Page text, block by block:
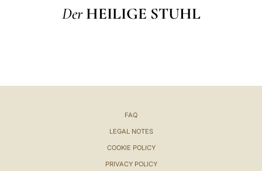
Der HEILIGE STUHL
FAQ
LEGAL NOTES
COOKIE POLICY
PRIVACY POLICY